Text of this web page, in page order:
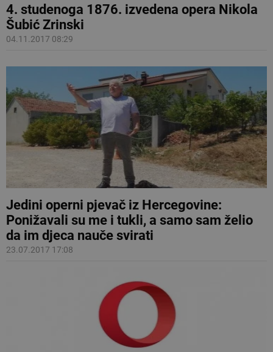
4. studenoga 1876. izvedena opera Nikola
Šubić Zrinski
04.11.2017 08:29
Jedini operni pjevač iz Hercegovine:
Ponižavali su me i tukli, a samo sam želio
da im djeca nauče svirati
23.07.2017 17:08